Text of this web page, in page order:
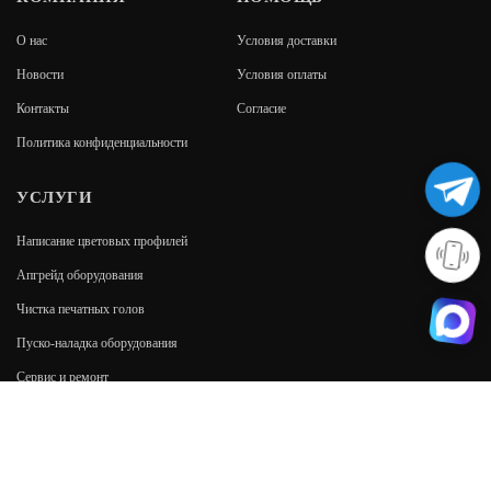
О нас
Новости
Контакты
Политика конфиденциальности
Условия доставки
Условия оплаты
Согласие
УСЛУГИ
Написание цветовых профилей
Апгрейд оборудования
Чистка печатных голов
Пуско-наладка оборудования
Сервис и ремонт